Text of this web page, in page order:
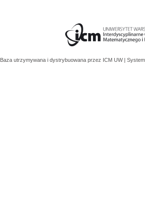
Baza utrzymywana i dystrybuowana przez ICM UW |